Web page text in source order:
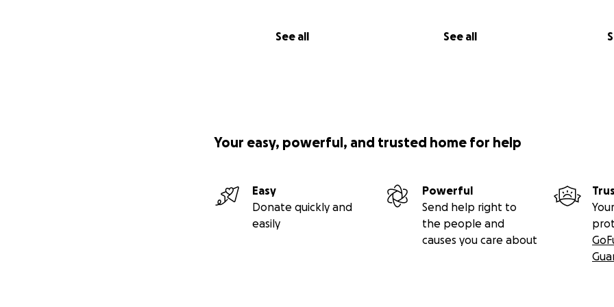
See all See all
Your easy, powerful, and trusted home for help
Easy
Donate quickly and
easily
Powerful
Send help right to
the people and
causes you care about